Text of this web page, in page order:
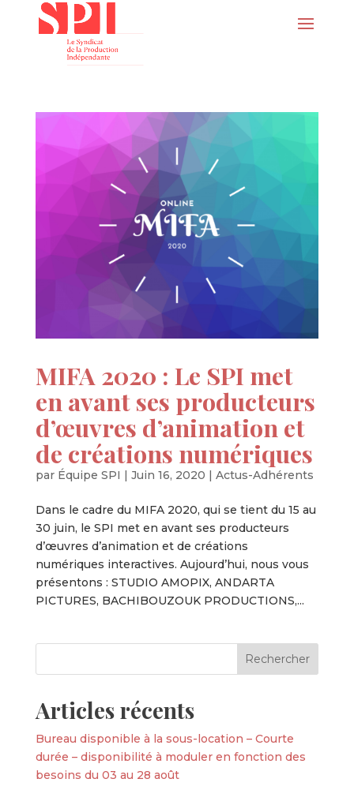
MIFA 2020 : Le SPI met
en avant ses producteurs
d’œuvres d’animation et
de créations numériques
par Équipe SPI | Juin 16, 2020 | Actus-Adhérents
Dans le cadre du MIFA 2020, qui se tient du 15 au
30 juin, le SPI met en avant ses producteurs
d’œuvres d’animation et de créations
numériques interactives. Aujourd’hui, nous vous
présentons : STUDIO AMOPIX, ANDARTA
PICTURES, BACHIBOUZOUK PRODUCTIONS,...
Articles récents
Bureau disponible à la sous-location – Courte
durée – disponibilité à moduler en fonction des
besoins du 03 au 28 août